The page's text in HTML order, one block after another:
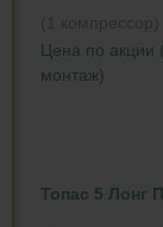
Цена по акции
монтаж)
Топас 5 Лонг